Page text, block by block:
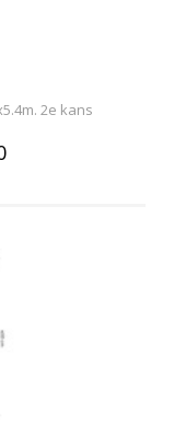
2e kans